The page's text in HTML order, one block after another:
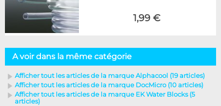
1,99 €
A voir dans la même catégorie
Afficher tout les articles de la marque Alphacool (19 articles)
Afficher tout les articles de la marque DocMicro (10 articles)
Afficher tout les articles de la marque EK Water Blocks (5
articles)